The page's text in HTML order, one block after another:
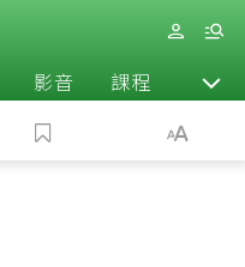
影音 課程 退休